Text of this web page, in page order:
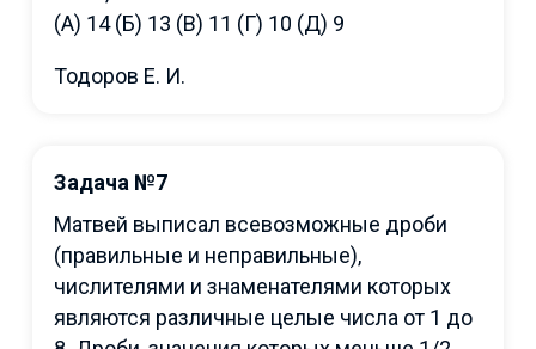
(А) 14 (Б) 13 (В) 11 (Г) 10 (Д) 9
Тодоров Е. И.
Задача №7
Матвей выписал всевозможные дроби
(правильные и неправильные),
числителями и знаменателями которых
являются различные целые числа от 1 до